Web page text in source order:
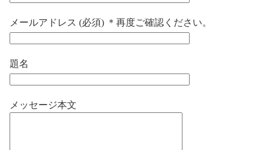
メールアドレス (必須) ＊再度ご確認ください。
題名
メッセージ本文